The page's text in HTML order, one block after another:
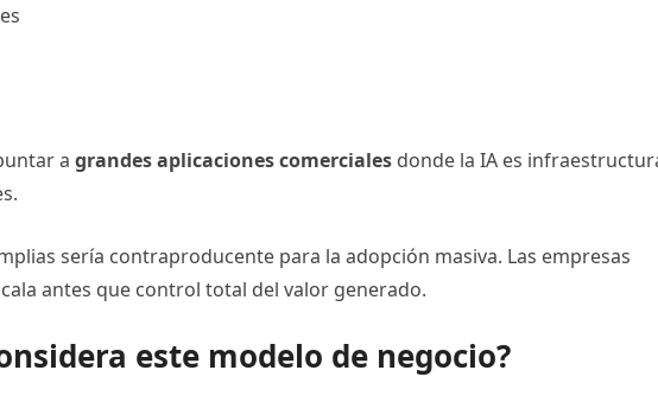
a grandes aplicaciones comerciales donde la IA es
sería contraproducente para la adopción masiva. Las empresas
antes que control total del valor generado.
este modelo de negocio?